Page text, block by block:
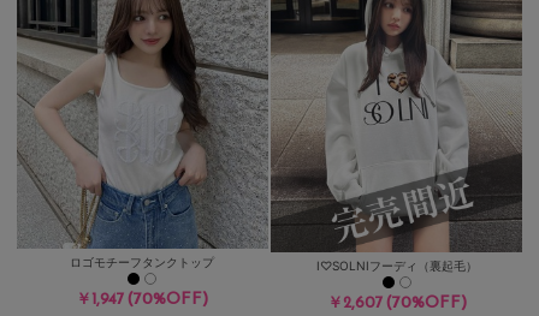
ロゴモチーフタンクトップ
￥1,947(70%OFF)
I♡SOLNIフーディ（裏起毛）
￥2,607(70%OFF)